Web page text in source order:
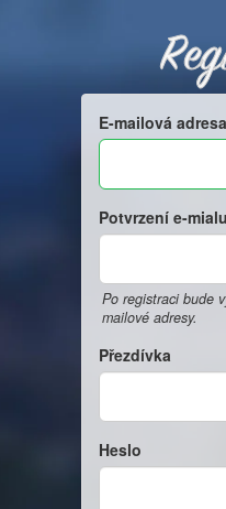
E-mailová adresa
Potvrzení e-mialu
Po registraci bude
mailové adresy.
Přezdívka
Heslo